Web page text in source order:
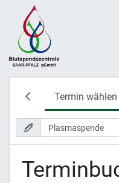
Termin wählen